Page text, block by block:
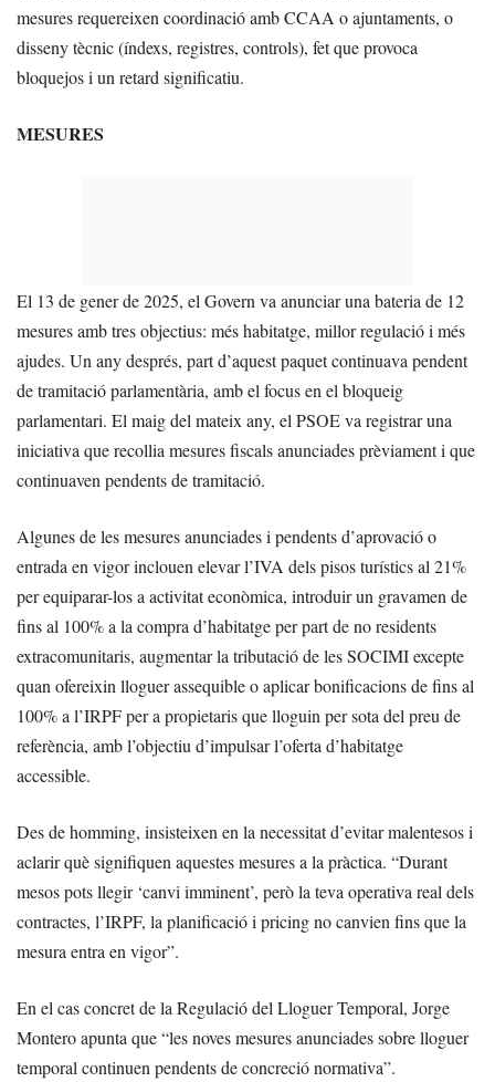
mesures requereixen coordinació amb CCAA o ajuntaments, o
disseny tècnic (índexs, registres, controls), fet que provoca
bloquejos i un retard significatiu.
MESURES
El 13 de gener de 2025, el Govern va anunciar una bateria de 12
mesures amb tres objectius: més habitatge, millor regulació i més
ajudes. Un any després, part d’aquest paquet continuava pendent
de tramitació parlamentària, amb el focus en el bloqueig
parlamentari. El maig del mateix any, el PSOE va registrar una
iniciativa que recollia mesures fiscals anunciades prèviament i que
continuaven pendents de tramitació.
Algunes de les mesures anunciades i pendents d’aprovació o
entrada en vigor inclouen elevar l’IVA dels pisos turístics al 21%
per equiparar-los a activitat econòmica, introduir un gravamen de
fins al 100% a la compra d’habitatge per part de no residents
extracomunitaris, augmentar la tributació de les SOCIMI excepte
quan ofereixin lloguer assequible o aplicar bonificacions de fins al
100% a l’IRPF per a propietaris que lloguin per sota del preu de
referència, amb l’objectiu d’impulsar l’oferta d’habitatge
accessible.
Des de homming, insisteixen en la necessitat d’evitar malentesos i
aclarir què signifiquen aquestes mesures a la pràctica. “Durant
mesos pots llegir ‘canvi imminent’, però la teva operativa real dels
contractes, l’IRPF, la planificació i pricing no canvien fins que la
mesura entra en vigor”.
En el cas concret de la Regulació del Lloguer Temporal, Jorge
Montero apunta que “les noves mesures anunciades sobre lloguer
temporal continuen pendents de concreció normativa”.